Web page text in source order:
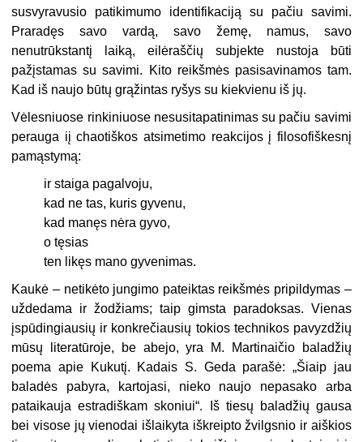
susvyravusio patikimumo identifikaciją su pačiu savimi.
Praradęs savo vardą, savo žemę, namus, savo
nenutrūkstantį laiką, eilėraščių subjek­te nustoja būti
pažįstamas su savimi. Kito reikšmės pasisavinamos tam.
Kad iš naujo būtų grąžintas ryšys su kiekvienu iš jų.
Vėlesniuose rinkiniuose nesusitapatinimas su pačiu savimi
perauga iį chaotiškos atsimetimo reakcijos į filosofiškesnį
pamąstymą:
ir staiga pagalvoju,
kad ne tas, kuris gyvenu,
kad manęs nėra gyvo,
o tęsias
ten likęs mano gyvenimas.
Kaukė – netikėto jungimo pateiktas reikšmės pripildymas –
uždeda­ma ir žodžiams; taip gimsta paradoksas. Vienas
įspūdingiausių ir konkrečiausių tokios technikos pavyzdžių
mūsų literatūroje, be abejo, yra M. Martinaičio baladžių
poema apie Kukutį. Kadais S. Geda para­šė: „Šiaip jau
baladės pabyra, kartojasi, nieko naujo nepasako arba
pataikauja estradiškam skoniui“. Iš tiesų baladžių gausa
bei visose jų vienodai išlaikyta iškreipto žvilgsnio ir aiškios